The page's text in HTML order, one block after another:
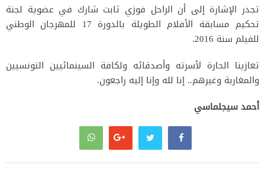
تجدر الإشارة إلى أن الراحل فوزي ثابت شارك في عضوية لجنة
تحكيم مسابقة الأفلام الطويلة بالدورة 17 للمهرجان الوطني
للفيلم سنة 2016.
تعازينا الحارة لأسرته وأصدقائه ولكافة السينمائيين التونسيين
والمغاربة وغيرهم.. إنا لله وإنا إليه راجعون.
أحمد سيجلماسي